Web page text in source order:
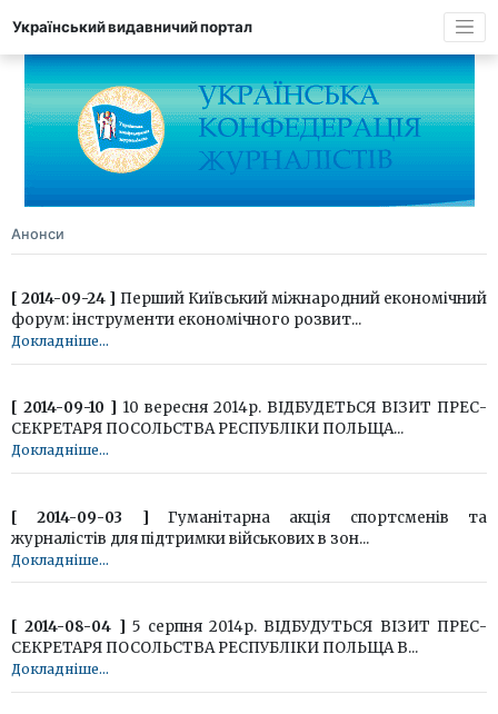
Український видавничий портал
Анонси
[ 2014-09-24 ] Перший Київський міжнародний економічний
форум: інструменти економічного розвит...
Докладніше...
[ 2014-09-10 ] 10 вересня 2014р. ВІДБУДЕТЬСЯ ВІЗИТ ПРЕС-
СЕКРЕТАРЯ ПОСОЛЬСТВА РЕСПУБЛІКИ ПОЛЬЩА...
Докладніше...
[ 2014-09-03 ] Гуманітарна акція спортсменів та
журналістів для підтримки військових в зон...
Докладніше...
[ 2014-08-04 ]5 серпня 2014р. ВІДБУДУТЬСЯ ВІЗИТ ПРЕС-
СЕКРЕТАРЯ ПОСОЛЬСТВА РЕСПУБЛІКИ ПОЛЬЩА В...
Докладніше...